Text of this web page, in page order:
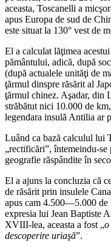
aceasta, Toscanelli a
apus Europa de sud de
este situat la 130° vest de
El a calculat lăţimea
pământului, adică, după
(după actualele unităţi de
ţărmul dinspre răsărit al
ţărmul chinez. Aşadar, din
străbătut nici 10.000 de
legendara insulă Antilia ar
Luând ca bază calculul lui
„rectificări”, întemeindu-se
geografie răspândite în
El a ajuns la concluzia că
de răsărit prin insulele
apus cam 4.500—5.000 de
expresia lui Jean Baptiste
XVIII-lea, aceasta a fost „o
descoperire uriaşă”.